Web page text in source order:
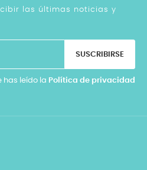
las últimas noticias y
SUSCRIBIRSE
has leído la Política de privacidad